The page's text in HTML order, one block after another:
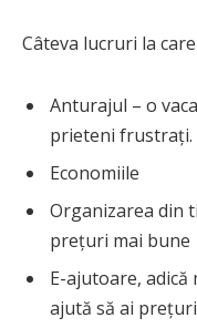
Câteva lucruri la
Anturajul – o
prieteni frustrați.
Economiile
Organizarea din
prețuri mai bune
E-ajutoare,
ajută să ai